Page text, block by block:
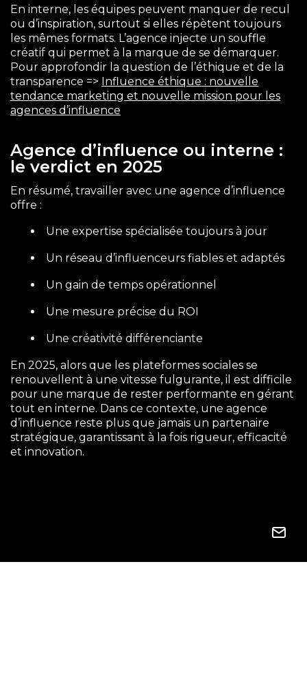
En interne, les équipes peuvent manquer de recul
ou d’inspiration, surtout si elles répètent toujours
les mêmes formats. L’agence injecte un souffle
créatif qui permet à la marque de se démarquer.
Pour approfondir la question de l’éthique et de la
transparence => Influence éthique : nouvelle
tendance marketing et nouvelle mission pour les
agences d’influence
Agence d’influence ou interne :
le verdict en 2025
En résumé, travailler avec une agence d’influence
offre :
Une expertise spécialisée toujours à jour
Un réseau d’influenceurs fiables et adaptés
Un gain de temps opérationnel
Une mesure précise du ROI
Une créativité différenciante
En 2025, alors que les plateformes sociales se
renouvellent à une vitesse fulgurante, il est difficile
pour une marque de rester performante en gérant
tout en interne. Dans ce contexte, une agence
d’influence reste plus que jamais un partenaire
stratégique, garantissant à la fois rigueur, efficacité
et innovation.